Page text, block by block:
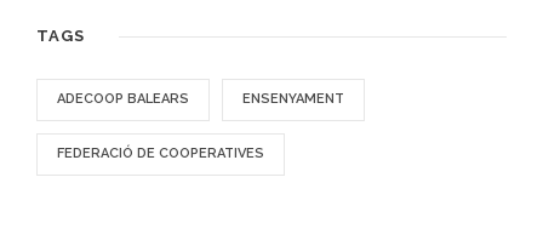
TAGS
ADECOOP BALEARS ENSENYAMENT
FEDERACIÓ DE COOPERATIVES